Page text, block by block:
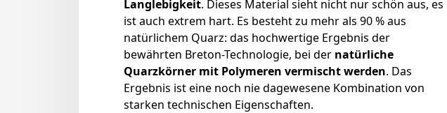
Langlebigkeit. Dieses Material sieht nicht nur schön aus, es
ist auch extrem hart. Es besteht zu mehr als 90 % aus
natürlichem Quarz: das hochwertige Ergebnis der
bewährten Breton-Technologie, bei der natürliche
Quarzkörner mit Polymeren vermischt werden. Das
Ergebnis ist eine noch nie dagewesene Kombination von
starken technischen Eigenschaften.